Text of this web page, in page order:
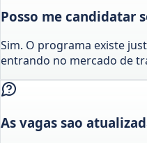
Posso me candidatar
Sim. O programa existe
entrando no mercado de
As vagas sao